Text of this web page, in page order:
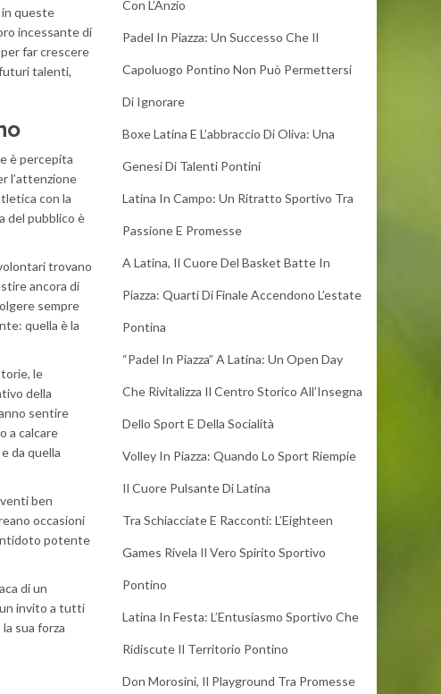
in queste
incessante di
far crescere
talenti,
è percepita
l’attenzione
con la
del pubblico è
trovano
ancora di
sempre
quella è la
le
della
sentire
a calcare
da quella
ben
occasioni
potente
di un
un invito a tutti
sua forza
Con L’Anzio
Padel In Piazza: Un Successo Che Il
Capoluogo Pontino Non Può Permettersi
Di Ignorare
Boxe Latina E L’abbraccio Di Oliva: Una
Genesi Di Talenti Pontini
Latina In Campo: Un Ritratto Sportivo Tra
Passione E Promesse
A Latina, Il Cuore Del Basket Batte In
Piazza: Quarti Di Finale Accendono L’estate
Pontina
“Padel In Piazza” A Latina: Un Open Day
Che Rivitalizza Il Centro Storico All’Insegna
Dello Sport E Della Socialità
Volley In Piazza: Quando Lo Sport Riempie
Il Cuore Pulsante Di Latina
Tra Schiacciate E Racconti: L’Eighteen
Games Rivela Il Vero Spirito Sportivo
Pontino
Latina In Festa: L’Entusiasmo Sportivo Che
Ridiscute Il Territorio Pontino
Don Morosini, Il Playground Tra Promesse